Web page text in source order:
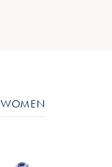
WOMEN